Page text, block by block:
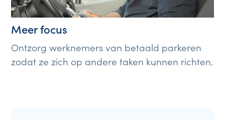
Meer focus
Ontzorg werknemers van betaald parkeren
zodat ze zich op andere taken kunnen richten.